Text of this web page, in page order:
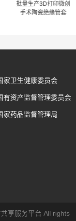
批量生产3D打印微创
手术陶瓷绝缘管套
家卫生健康委员会
有资产监督管理委员会
家药品监督管理局
享服务平台 All rights